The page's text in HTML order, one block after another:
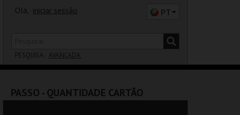
Olá, iniciar sessão PT
PESQUISA: AVANÇADA
PASSO - QUANTIDADE CARTÃO